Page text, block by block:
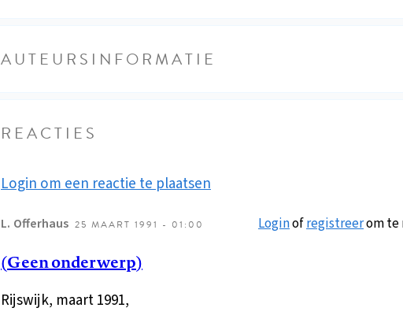
AUTEURSINFORMATIE
REACTIES
Login om een reactie te plaatsen
L. Offerhaus 25 MAART 1991 - 01:00 Loginofregistreerom te
(Geen onderwerp)
Rijswijk, maart 1991,